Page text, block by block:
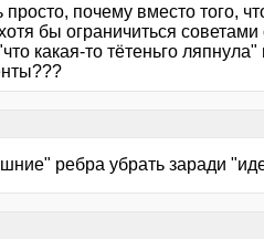
почему вместо того,
бы ограничиться
какая-то тётеньго
ребра убрать заради